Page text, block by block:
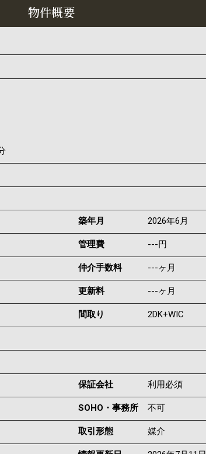
物件概要
築年月 2026年6月
管理費 ---円
仲介手数料 ---ヶ月
更新料 ---ヶ月
間取り 2DK+WIC
保証会社 利用必須
SOHO・事務所 不可
取引形態 媒介